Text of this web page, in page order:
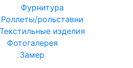
Фурнитура
Роллеты/рольставни
Текстильные изделия
Фотогалерея
Замер